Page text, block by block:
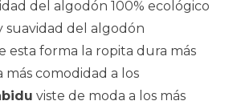
del algodón 100% ecológico
suavidad del algodón
esta forma la ropita dura más
comodidad a los
viste de moda a los más